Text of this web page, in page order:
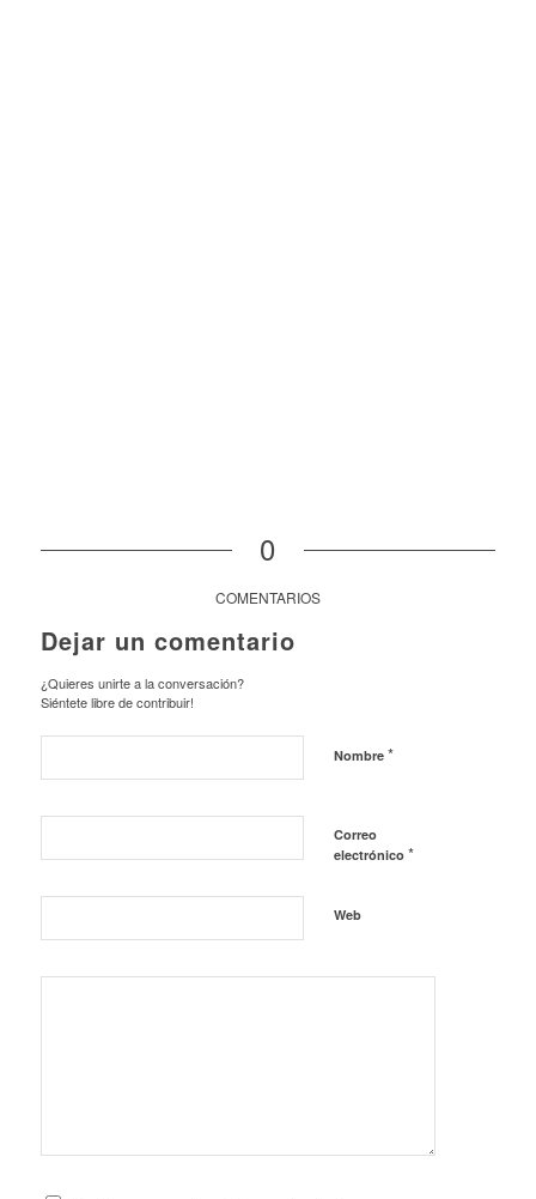
0
COMENTARIOS
Dejar un comentario
¿Quieres unirte a la conversación?
Siéntete libre de contribuir!
Nombre *
Correo
electrónico *
Web